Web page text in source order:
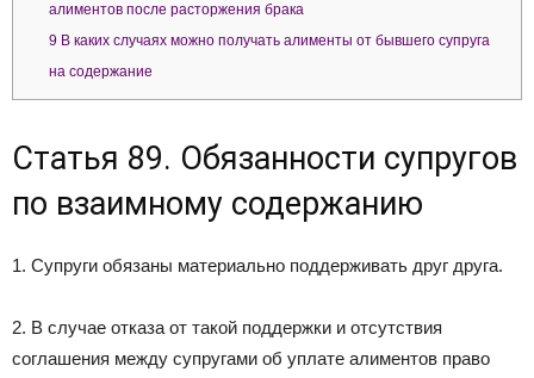
алиментов после расторжения брака
9 В каких случаях можно получать алименты от бывшего супруга
на содержание
Статья 89. Обязанности супругов
по взаимному содержанию
1. Супруги обязаны материально поддерживать друг друга.
2. В случае отказа от такой поддержки и отсутствия
соглашения между супругами об уплате алиментов право